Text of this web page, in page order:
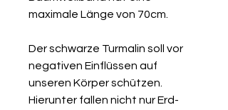
maximale Länge von 70cm.
Der schwarze Turmalin soll vor
negativen Einflüssen auf
unseren Körper schützen.
Hierunter fallen nicht nur Erd-